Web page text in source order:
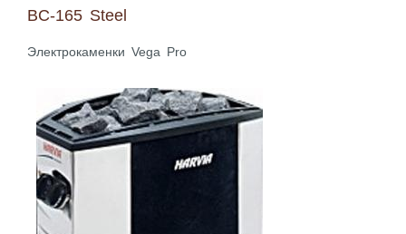
BC-165 Steel
Электрокаменки Vega Pro